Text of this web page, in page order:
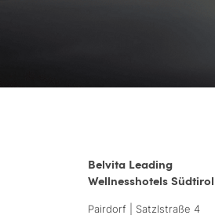
Belvita Leading
Wellnesshotels Südtirol
Pairdorf | Satzlstraße 4